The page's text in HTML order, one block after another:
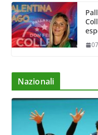
Nazionali